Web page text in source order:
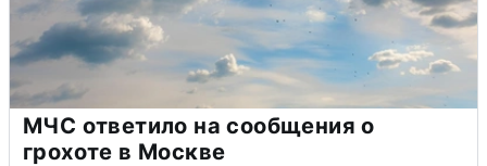
МЧС ответило на сообщения о
грохоте в Москве